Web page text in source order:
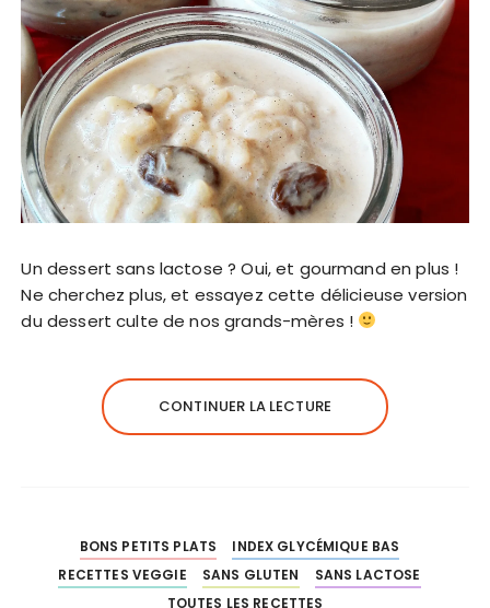
Un dessert sans lactose ? Oui, et gourmand en plus !
Ne cherchez plus, et essayez cette délicieuse version
du dessert culte de nos grands-mères !
CONTINUER LA LECTURE
BONS PETITS PLATS
INDEX GLYCÉMIQUE BAS
RECETTES VEGGIE
SANS GLUTEN
SANS LACTOSE
TOUTES LES RECETTES